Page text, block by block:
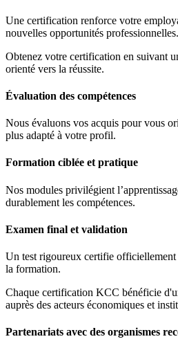
Une certification renforce votre
nouvelles opportunités professionnelles.
Obtenez votre certification en suivant
orienté vers la réussite.
Évaluation des compétences
Nous évaluons vos acquis pour vous
plus adapté à votre profil.
Formation ciblée et pratique
Nos modules privilégient
durablement les compétences.
Examen final et validation
Un test rigoureux certifie officiellement
la formation.
Chaque certification KCC bénéficie
auprès des acteurs économiques et
Partenariats avec des organismes